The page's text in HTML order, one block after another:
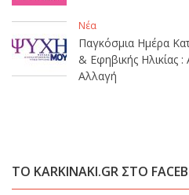
Νέα
Παγκόσμια Ημέρα
& Εφηβικής Ηλικίας
Αλλαγή
ΤΟ KARKINAKI.GR ΣΤΟ